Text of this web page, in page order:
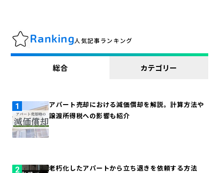
Ranking人気記事ランキング
総合 カテゴリー
アパート売却における減価償却を解説。計算方法や
譲渡所得税への影響も紹介
老朽化したアパートから立ち退きを依頼する方法